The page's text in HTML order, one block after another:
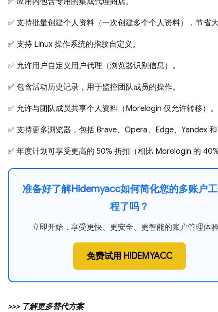
✅ 支持批量创建个人资料（一次创建多个个人资料），节省
✅ 支持 Linux 操作系统的指纹自定义。
✅ 允许用户自定义用户代理（浏览器识别信息）。
✅ 包含活动历史记录，用于监控团队成员的操作。
✅ 允许与团队成员共享个人资料（Morelogin 仅允许转移）。
✅ 支持更多浏览器，包括 Brave、Opera、Edge、Yandex
✅ 年度计划可享受更高的 50% 折扣（相比 Morelogin 的
准备好了解Hidemyacc如何简化您的多账户
程了吗？
立即开始，享受更快、更安全、更智能的账户管理体
免费试用 HIDEMYACC
>>> 了解更多替代方案